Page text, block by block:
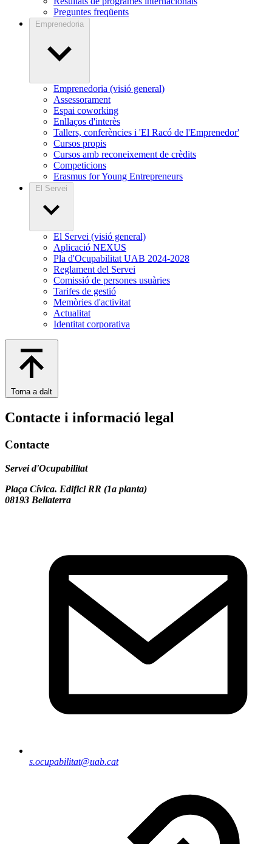
Preguntes freqüents
Emprenedoria
Emprenedoria (visió general)
Assessorament
Espai coworking
Enllaços d'interès
Tallers, conferències i 'El Racó de l'Emprenedor'
Cursos propis
Cursos amb reconeixement de crèdits
Competicions
Erasmus for Young Entrepreneurs
El Servei
El Servei (visió general)
Aplicació NEXUS
Pla d'Ocupabilitat UAB 2024-2028
Reglament del Servei
Comissió de persones usuàries
Tarifes de gestió
Memòries d'activitat
Actualitat
Identitat corporativa
Torna a dalt
Contacte i informació legal
Contacte
Servei d'Ocupabilitat
Plaça Cívica. Edifici RR (1a planta)
08193 Bellaterra
s.ocupabilitat@uab.cat